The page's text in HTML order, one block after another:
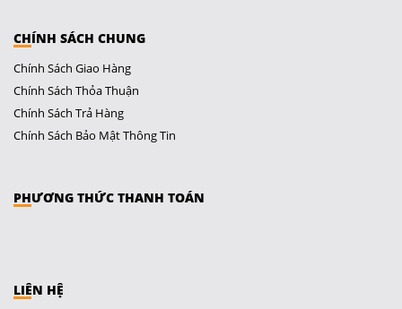
CHÍNH SÁCH CHUNG
Chính Sách Giao Hàng
Chính Sách Thỏa Thuận
Chính Sách Trả Hàng
Chính Sách Bảo Mật Thông Tin
PHƯƠNG THỨC THANH TOÁN
LIÊN HỆ